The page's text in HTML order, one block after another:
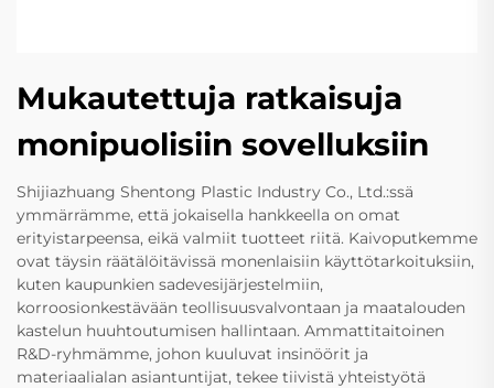
Mukautettuja ratkaisuja
monipuolisiin sovelluksiin
Shijiazhuang Shentong Plastic Industry Co., Ltd.:ssä
ymmärrämme, että jokaisella hankkeella on omat
erityistarpeensa, eikä valmiit tuotteet riitä. Kaivoputkemme
ovat täysin räätälöitävissä monenlaisiin käyttötarkoituksiin,
kuten kaupunkien sadevesijärjestelmiin,
korroosionkestävään teollisuusvalvontaan ja maatalouden
kastelun huuhtoutumisen hallintaan. Ammattitaitoinen
R&D-ryhmämme, johon kuuluvat insinöörit ja
materiaalialan asiantuntijat, tekee tiivistä yhteistyötä